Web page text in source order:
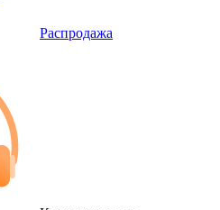
Распродажа